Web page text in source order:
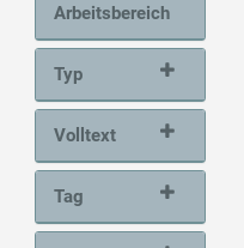
Arbeitsbereich
Typ
Volltext
Tag